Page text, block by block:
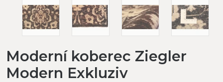
Moderní koberec Ziegler
Modern Exkluziv